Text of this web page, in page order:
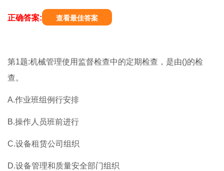
正确答案: 查看最佳答案
第1题:机械管理使用监督检查中的定期检查，是由()的检
查。
A.作业班组例行安排
B.操作人员班前进行
C.设备租赁公司组织
D.设备管理和质量安全部门组织